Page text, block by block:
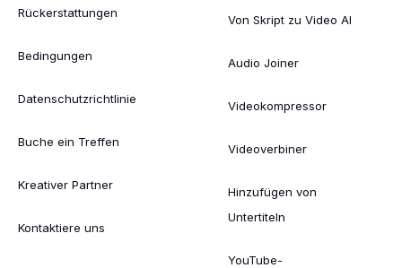
Rückerstattungen
Bedingungen
Datenschutzrichtlinie
Buche ein Treffen
Kreativer Partner
Kontaktiere uns
Von Skript zu Video AI
Audio Joiner
Videokompressor
Videoverbiner
Hinzufügen von
Untertiteln
YouTube-